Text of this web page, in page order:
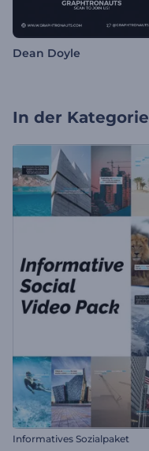
Dean Doyle
In der Kategorie
Informatives Sozialpaket